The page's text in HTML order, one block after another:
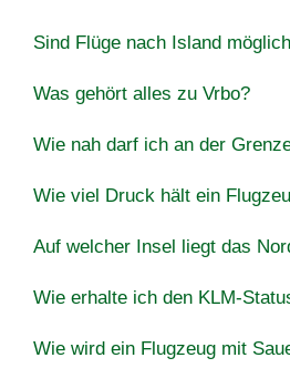
Sind Flüge nach Island
Was gehört alles zu Vrbo?
Wie nah darf ich an der
Wie viel Druck hält ein
Auf welcher Insel liegt das
Wie erhalte ich den KLM-
Wie wird ein Flugzeug mit